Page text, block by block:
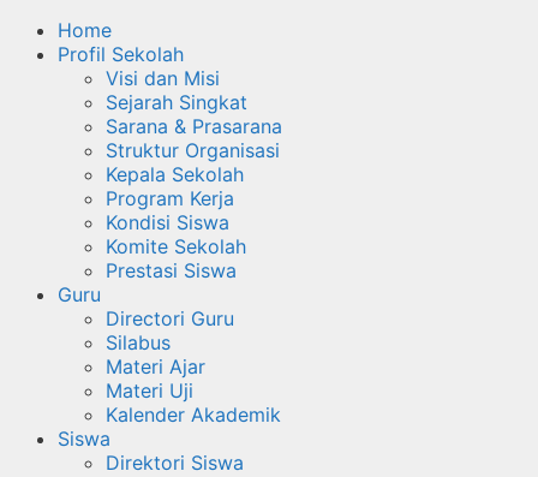
Home
Profil Sekolah
Visi dan Misi
Sejarah Singkat
Sarana & Prasarana
Struktur Organisasi
Kepala Sekolah
Program Kerja
Kondisi Siswa
Komite Sekolah
Prestasi Siswa
Guru
Directori Guru
Silabus
Materi Ajar
Materi Uji
Kalender Akademik
Siswa
Direktori Siswa